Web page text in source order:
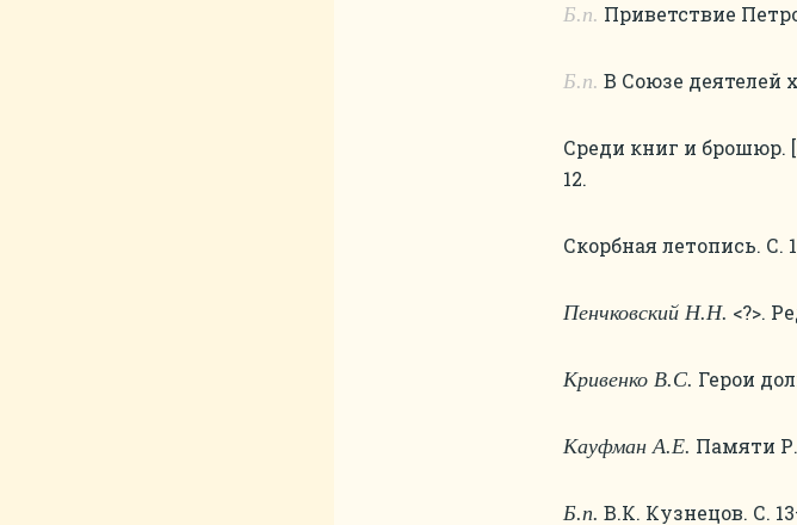
Б.п. Приветствие
Б.п. В Союзе деятелей
Среди книг и брошюр.
12.
Скорбная летопись. С.
Пенчковский Н.Н. <?>.
Кривенко В.С. Герои
Кауфман А.Е. Памяти
Б.п. В.К. Кузнецов. С.